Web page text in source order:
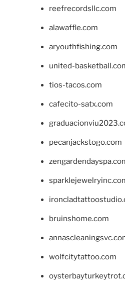
reefrecordsllc.com
alawaffle.com
aryouthfishing.com
united-
tios-tacos.com
cafecito-satx.com
pecanjackstogo.com
bruinshome.com
wolfcitytattoo.com